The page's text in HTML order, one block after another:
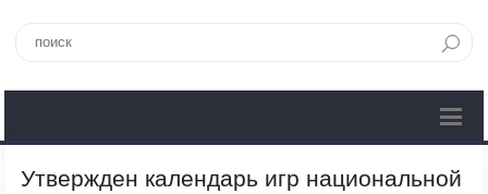
Утвержден календарь игр национальной